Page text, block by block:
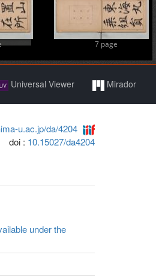
7 page
Universal Viewer Mirador
u.ac.jp/da/4204
doi : 10.15027/da4204
under the